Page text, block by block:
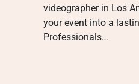
videographer in Los
your event into a
Professionals…